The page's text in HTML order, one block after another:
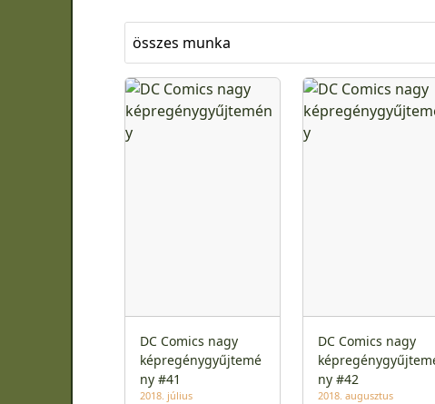
összes munka
DC Comics nagy
képregénygyűjtemé
ny #41
2018. július
DC Comics nagy
ny #42
2018. augusztus